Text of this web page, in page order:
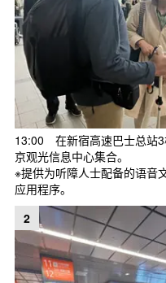
13:00 在新宿高速巴士总站3
京观光信息中心集合。
※提供为听障人士配备的语音
应用程序。
2